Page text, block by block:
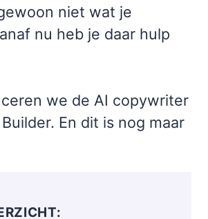
niet wat je
nu heb je daar hulp
we de AI copywriter
En dit is nog maar